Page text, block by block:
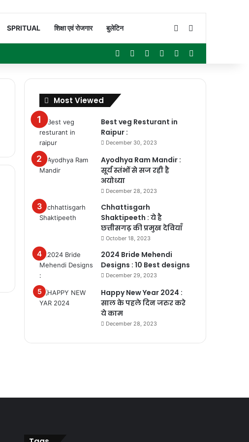
SPRITUAL शिक्षा एवं रोजगार बुलेटिन Switch skin
Facebook YouTubeInstagramWhatsApp
Most Viewed
Best veg Resturant in
Raipur :
December 30, 2023
Ayodhya Ram Mandir :
सूर्य स्तंभों से सज रही है
अयोध्या
December 28, 2023
Chhattisgarh
Shaktipeeth : ये है
छत्तीसगढ़ की प्रमुख देवियाँ
October 18, 2023
2024 Bride Mehendi
Designs : 10 Best designs
December 29, 2023
Happy New Year 2024 :
साल के पहले दिन जरुर करे
ये काम
December 28, 2023